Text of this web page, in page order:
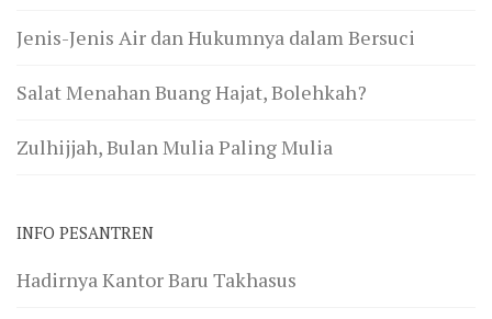
Jenis-Jenis Air dan Hukumnya dalam Bersuci
Salat Menahan Buang Hajat, Bolehkah?
Zulhijjah, Bulan Mulia Paling Mulia
INFO PESANTREN
Hadirnya Kantor Baru Takhasus